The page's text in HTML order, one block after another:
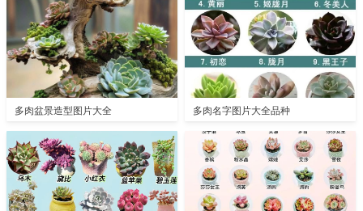
多肉盆景造型图片大全 多肉名字图片大全品种